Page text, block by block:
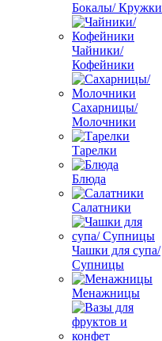
Бокалы/ Кружки
Чайники/
Кофейники
Сахарницы/
Молочники
Тарелки
Блюда
Салатники
Чашки для супа/
Супницы
Менажницы